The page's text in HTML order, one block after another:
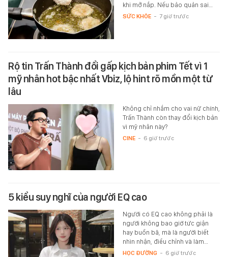
khi mở nắp. Nếu bảo quản sai…
SỨC KHỎE - 7 giờ trước
Rộ tin Trấn Thành đổi gấp kịch bản phim Tết vì 1
mỹ nhân hot bậc nhất Vbiz, lộ hint rõ mồn một từ
lâu
Không chỉ nhắm cho vai nữ chính,
Trấn Thành còn thay đổi kịch bản
vì mỹ nhân này?
CINE - 6 giờ trước
5 kiểu suy nghĩ của người EQ cao
Người có EQ cao không phải là
người không bao giờ tức giận
hay buồn bã, mà là người biết
nhìn nhận, điều chỉnh và làm…
HỌC ĐƯỜNG - 6 giờ trước